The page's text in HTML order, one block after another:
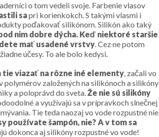
o tom vedeli svoje. Farbenie vlasov
sapri korienkokch. S takými vlasmi i
poďakovať silikónom. Silikón ako taký
nim dobre dýcha. Keď niektoré staršie
mať usadené vrstvy. Cez ne potom
účesy. To ale bolo kedysi.
viazať na rôzne iné elementy, začali vo
polymérov založených na silikónoch a silikóny
a poloprávd do sveta.Že nie sú silikóny
a využívajú sa v prípravkoch slnečnej
Tie teda naozaj vo vode rozpustné nie
používate šampón, nie? A v tom sa
dokonca aj silikóny rozpustné vo vode!